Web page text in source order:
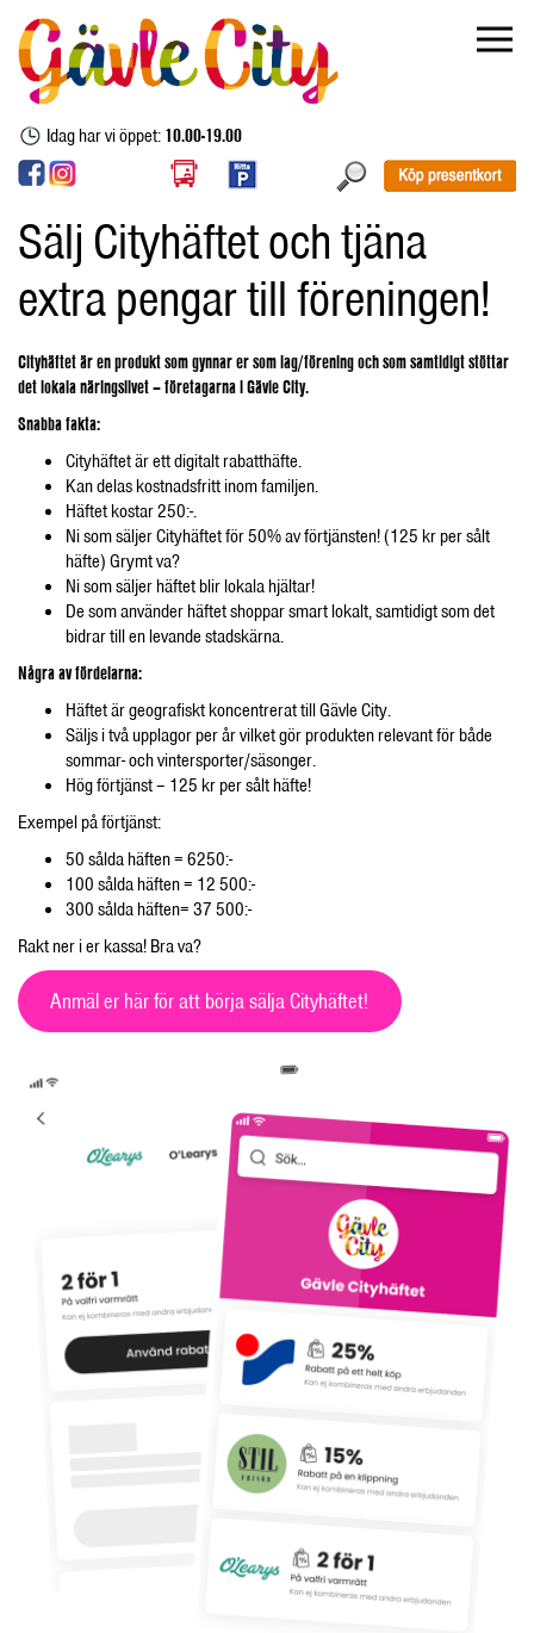
Idag har vi öppet:10.00-19.00
Sälj Cityhäftet och tjäna
extra pengar till föreningen!
Cityhäftet är en produkt som gynnar er som lag/förening och som samtidigt stöttar
det lokala näringslivet – företagarna i Gävle City.
Snabba fakta:
Cityhäftet är ett digitalt rabatthäfte.
Kan delas kostnadsfritt inom familjen.
Häftet kostar 250:-.
Ni som säljer Cityhäftet för 50% av förtjänsten! (125 kr per sålt
häfte) Grymt va?
Ni som säljer häftet blir lokala hjältar!
De som använder häftet shoppar smart lokalt, samtidigt som det
bidrar till en levande stadskärna.
Några av fördelarna:
Häftet är geografiskt koncentrerat till Gävle City.
Säljs i två upplagor per år vilket gör produkten relevant för både
sommar- och vintersporter/säsonger.
Hög förtjänst – 125 kr per sålt häfte!
Exempel på förtjänst:
50 sålda häften = 6250:-
100 sålda häften = 12 500:-
300 sålda häften= 37 500:-
Rakt ner i er kassa! Bra va?
Anmäl er här för att börja sälja Cityhäftet!